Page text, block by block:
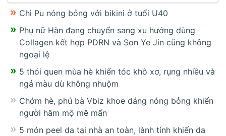
Chi Pu nóng bỏng với bikini ở tuổi U40
Phụ nữ Hàn đang chuyển sang xu hướng dùng
Collagen kết hợp PDRN và Son Ye Jin cũng không
ngoại lệ
5 thói quen mùa hè khiến tóc khô xơ, rụng nhiều và
ngả màu dù không nhuộm
Chớm hè, phú bà Vbiz khoe dáng nóng bỏng khiến
người hâm mộ mê mẩn
5 món peel da tại nhà an toàn, lành tính khiến da